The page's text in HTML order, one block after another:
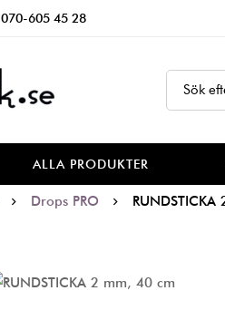
070-605 45 28
ALLA PRODUKTER
Drops PRO